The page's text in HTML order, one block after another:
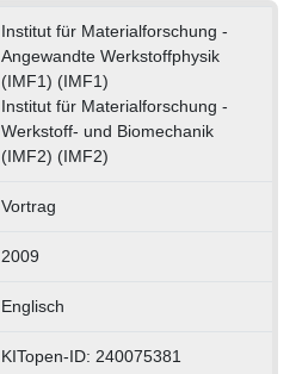
Institut für Materialforschung -
Angewandte Werkstoffphysik
(IMF1) (IMF1)
Institut für Materialforschung -
Werkstoff- und Biomechanik
(IMF2) (IMF2)
Vortrag
2009
Englisch
KITopen-ID: 240075381